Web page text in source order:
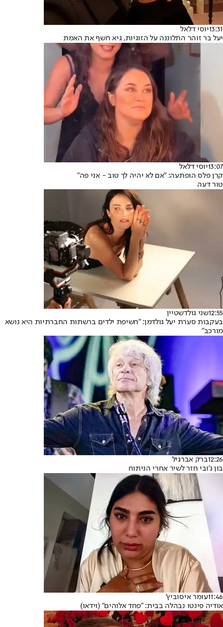
13:31יוסי דלאל
יעל בר זוהר התלוננה על הזוגיות, גיא חשף את האמת
13:07יוסי דלאל
קרן פלס הופתעה: "אם לא יהיה לך טוב - אני פה"
טור דעה
12:55שני גולדשטיין
בעקבות סערת יעל גולדמן: "חשיפת ילדים ברשתות החברתיות היא נושא
מורכב"
12:26ברק אברגיל
בון ג'ובי חזר לשיר אחרי הניתוח
11:46עומר איסוביץ'
אודיה פינטו נבהלה בבית: "פחד אלוהים" (וידאו)